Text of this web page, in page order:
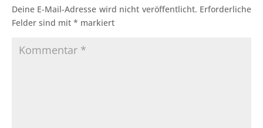
Deine E-Mail-Adresse wird nicht veröffentlicht. Erforderliche
Felder sind mit * markiert